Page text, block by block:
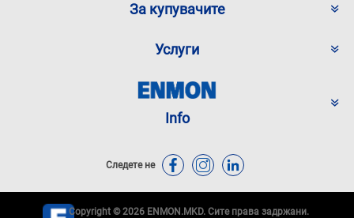
За купувачите
Услуги
Info
Следете не
Copyright © 2026 ENMON.MKD. Сите права задржани.